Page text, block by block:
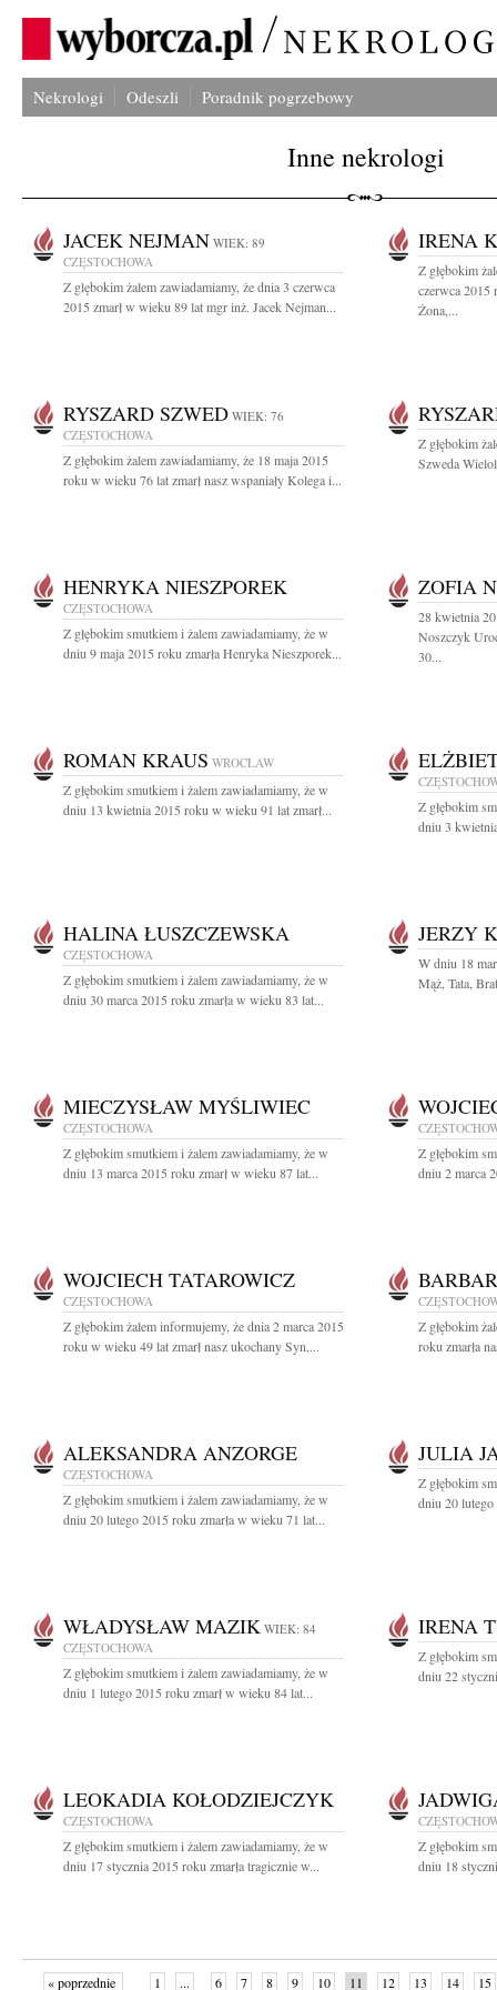
Nekrologi Odeszli Poradnik pogrzebowy
Inne nekrologi
JACEK NEJMAN WIEK: 89
CZĘSTOCHOWA
Z glębokim żalem zawiadamiamy, że dnia 3 czerwca
2015 zmarł w wieku 89 lat mgr inż. Jacek Nejman...
IRENA
Z głębokim
czerwca 2015
Żona,...
RYSZARD SZWED WIEK: 76
CZĘSTOCHOWA
Z głębokim żalem zawiadamiamy, że 18 maja 2015
roku w wieku 76 lat zmarł nasz wspaniały Kolega i...
Z głębokim
Szweda
HENRYKA NIESZPOREK
CZĘSTOCHOWA
Z głębokim smutkiem i żalem zawiadamiamy, że w
dniu 9 maja 2015 roku zmarła Henryka Nieszporek...
ZOFIA
28 kwietnia
Noszczyk
30...
ROMAN KRAUS WROCŁAW
Z głębokim smutkiem i żalem zawiadamiamy, że w
dniu 13 kwietnia 2015 roku w wieku 91 lat zmarł...
Z głębokim
dniu 3
HALINA ŁUSZCZEWSKA
CZĘSTOCHOWA
Z głębokim smutkiem i żalem zawiadamiamy, że w
dniu 30 marca 2015 roku zmarła w wieku 83 lat...
JERZY
W dniu 18
Mąż, Tata,
MIECZYSŁAW MYŚLIWIEC
CZĘSTOCHOWA
Z głębokim smutkiem i żalem zawiadamiamy, że w
dniu 13 marca 2015 roku zmarł w wieku 87 lat...
Z głębokim
dniu 2 marca
WOJCIECH TATAROWICZ
CZĘSTOCHOWA
Z głębokim żalem informujemy, że dnia 2 marca 2015
roku w wieku 49 lat zmarł nasz ukochany Syn,...
Z głębokim
roku zmarła
ALEKSANDRA ANZORGE
CZĘSTOCHOWA
Z głębokim smutkiem i żalem zawiadamiamy, że w
dniu 20 lutego 2015 roku zmarła w wieku 71 lat...
JULIA
Z głębokim
dniu 20
WŁADYSŁAW MAZIK WIEK: 84
CZĘSTOCHOWA
Z głębokim smutkiem i żalem zawiadamiamy, że w
dniu 1 lutego 2015 roku zmarł w wieku 84 lat...
IRENA
Z głębokim
dniu 22
LEOKADIA KOŁODZIEJCZYK
CZĘSTOCHOWA
Z głębokim smutkiem i żalem zawiadamiamy, że w
dniu 17 stycznia 2015 roku zmarła tragicznie w...
Z głębokim
dniu 18
« poprzednie 1 ... 6 7 8 9 10 11 12 13 14 15